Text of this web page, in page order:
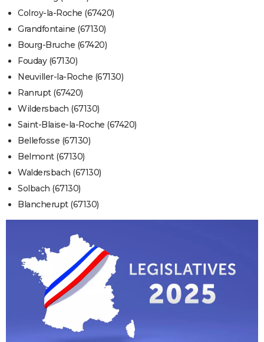
Colroy-la-Roche (67420)
Grandfontaine (67130)
Bourg-Bruche (67420)
Fouday (67130)
Neuviller-la-Roche (67130)
Ranrupt (67420)
Wildersbach (67130)
Saint-Blaise-la-Roche (67420)
Bellefosse (67130)
Belmont (67130)
Waldersbach (67130)
Solbach (67130)
Blancherupt (67130)